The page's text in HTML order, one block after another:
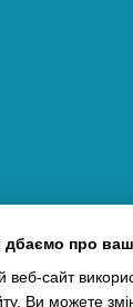
про
веб-сайт
Ви можете